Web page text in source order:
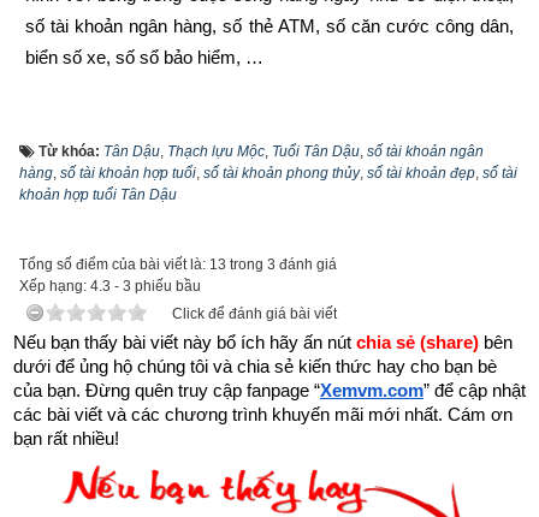
số tài khoản ngân hàng, số thẻ ATM, số căn cước công dân,
biển số xe, số sổ bảo hiểm, …
được ngân hàng cấp số tài khoản ngẫu nhiên từ 7 đến 17 số
tùy thuộc vào từng ngân hàng, vì là ngẫu nhiên nên không
theo qui luật nào cả và rất khó nhớ. Tuy nhiên cùng với sự
đã cho phép khách hàng tự chọn số tài khoản theo ý thích
như sau:
- Dịch vụ mở số tài khoản trùng với số điện thoại: miễn phí
- Dịch vụ mở số tài khoản trùng với ngày tháng năm sinh (8
số): miễn phí
- Dịch vụ mở số tài khoản trùng với CMT, CCCD: miễn phí
Từ khóa: Tân Dậu, Thạch lựu Mộc, Tuổi Tân Dậu, số tài khoản ngân
hàng, số tài khoản hợp tuổi, số tài khoản phong thủy, số tài khoản đẹp, số tài
khoản hợp tuổi Tân Dậu
Tổng số điểm của bài viết là: 13 trong 3 đánh giá
Xếp hạng: 4.3 - 3 phiếu bầu
Click để đánh giá bài viết
Nếu bạn thấy bài viết này bổ ích hãy ấn nút chia sẻ (share) bên
dưới để ủng hộ chúng tôi và chia sẻ kiến thức hay cho bạn bè
của bạn. Đừng quên truy cập fanpage “Xemvm.com” để cập nhật
các bài viết và các chương trình khuyến mãi mới nhất. Cám ơn
bạn rất nhiều!